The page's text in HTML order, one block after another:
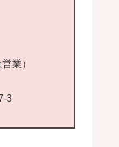
業）
3